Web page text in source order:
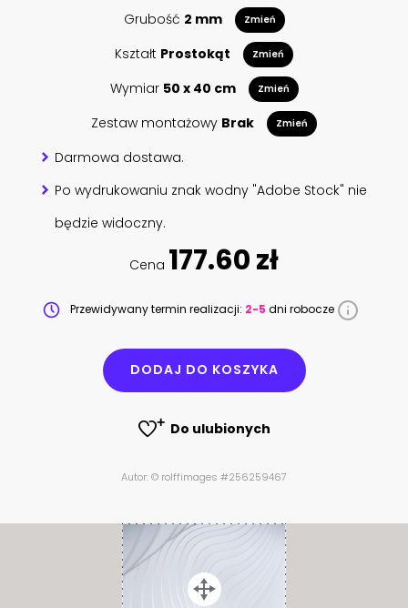
Grubość 2 mm Zmień
Kształt Prostokąt Zmień
Wymiar 50 x 40 cm Zmień
Zestaw montażowy Brak Zmień
Darmowa dostawa.
Po wydrukowaniu znak wodny "Adobe Stock" nie
będzie widoczny.
Cena 177.60 zł
Przewidywany termin realizacji: 2-5 dni robocze
DODAJ DO KOSZYKA
Do ulubionych
Autor: © rolffimages #256259467